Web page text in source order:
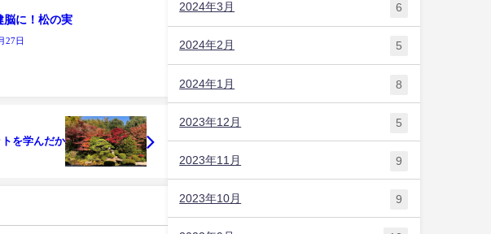
脳に！松の実
27日
を学んだか
2024年3月 6
2024年2月 5
2024年1月 8
2023年12月 5
2023年11月 9
2023年10月 9